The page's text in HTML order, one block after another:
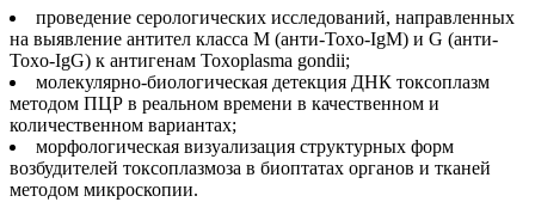
проведение серологических исследований, направленных
на выявление антител класса М (анти-Toxo-IgM) и G (анти-
Toxo-IgG) к антигенам Toxoplasma gondii;
молекулярно-биологическая детекция ДНК токсоплазм
методом ПЦР в реальном времени в качественном и
количественном вариантах;
морфологическая визуализация структурных форм
возбудителей токсоплазмоза в биоптатах органов и тканей
методом микроскопии.